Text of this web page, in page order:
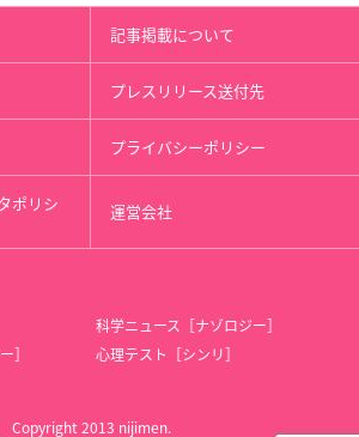
記事掲載について
プレスリリース送付先
プライバシーポリシー
ポリシ 運営会社
科学ニュース［ナゾロジー］
］
心理テスト［シンリ］
Copyright 2013 nijimen.